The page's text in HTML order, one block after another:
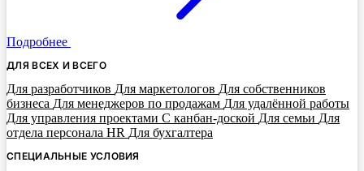
Подробнее
ДЛЯ ВСЕХ И ВСЕГО
Для разработчиков Для маркетологов Для собственников
бизнеса Для менеджеров по продажам Для удалённой работы
Для управления проектами С канбан-доской Для семьи Для
отдела персонала HR Для бухгалтера
СПЕЦИАЛЬНЫЕ УСЛОВИЯ